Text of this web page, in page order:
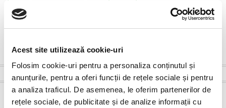
Acest site utilizează cookie-uri
Folosim cookie-uri pentru a personaliza conținutul și
anunțurile, pentru a oferi funcții de rețele sociale și pentru
a analiza traficul. De asemenea, le oferim partenerilor de
rețele sociale, de publicitate și de analize informații cu
„toltec” vine din vremuri imemoriale și înseamnă
un bărbat sau o femeie a cunoașterii obținută
Cosul meu